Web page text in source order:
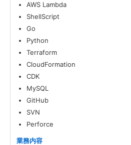
AWS Lambda
ShellScript
Go
Python
Terraform
CloudFormation
CDK
MySQL
GitHub
SVN
Perforce
業務内容